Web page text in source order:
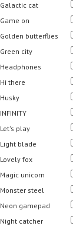
Galactic cat
Game on
Golden butterflies
Green city
Headphones
Hi there
Husky
INFINITY
Let's play
Light blade
Lovely fox
Magic unicorn
Monster steel
Neon gamepad
Night catcher